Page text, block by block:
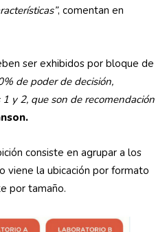
, comentan en
ser exhibidos por bloque de
de poder de decisión,
y 2, que son de recomendación
consiste en agrupar a los
viene la ubicación por formato
por tamaño.